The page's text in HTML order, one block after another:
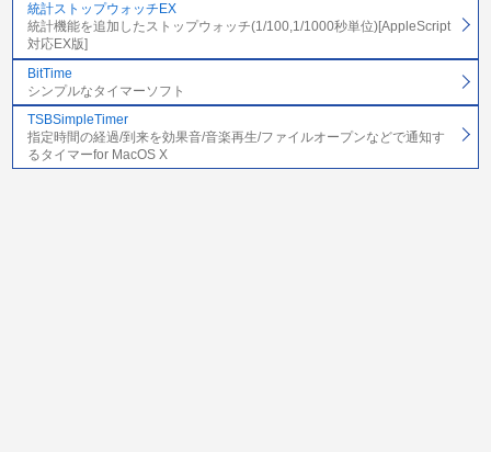
統計ストップウォッチEX
統計機能を追加したストップウォッチ(1/100,1/1000秒単位)[AppleScript
対応EX版]
BitTime
シンプルなタイマーソフト
TSBSimpleTimer
指定時間の経過/到来を効果音/音楽再生/ファイルオープンなどで通知す
るタイマーfor MacOS X